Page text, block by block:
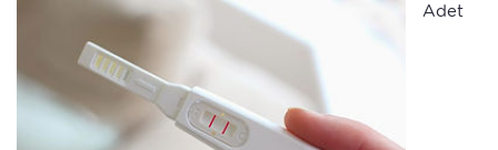
Adet